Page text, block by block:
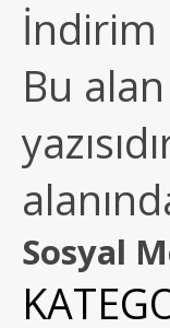
İndirim
Bu
Sosyal